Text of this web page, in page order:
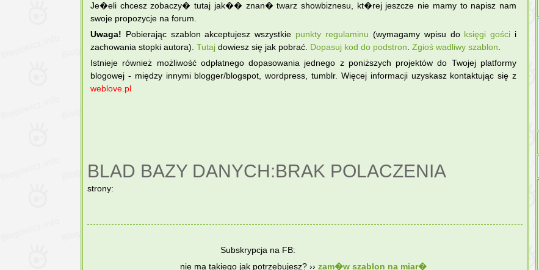
Je�eli chcesz zobaczy� tutaj jak�� znan� twarz showbiznesu, kt�rej jeszcze nie mamy to napisz nam
swoje propozycje na forum.
Uwaga! Pobierając szablon akceptujesz wszystkie punkty regulaminu (wymagamy wpisu do księgi gości i
zachowania stopki autora). Tutaj dowiesz się jak pobrać. Dopasuj kod do podstron Zgіoś wadliwy szablon
Istnieje również możliwość odpłatnego dopasowania jednego z poniższych projektów do Twojej platformy
blogowej - między innymi blogger/blogspot, wordpress, tumblr. Więcej informacji uzyskasz kontaktując się z
weblove.pl
BLAD BAZY DANYCH:BRAK POLACZENIA
strony:
Subskrypcja na FB:
nie ma takiego jak potrzebujesz? ›› zam�w szablon na miar�